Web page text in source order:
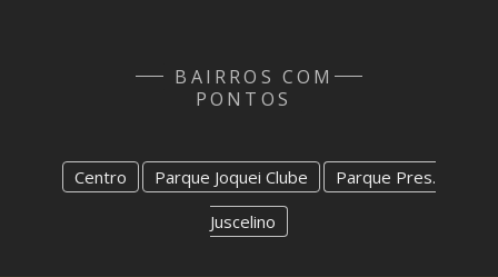
BAIRROS COM
PONTOS
Centro Parque Joquei Clube
Parque Pres.
Juscelino